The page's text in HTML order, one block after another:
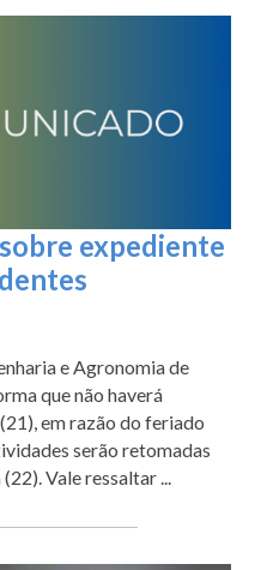
expediente
e Agronomia de
que não haverá
em razão do feriado
serão retomadas
Vale ressaltar ...